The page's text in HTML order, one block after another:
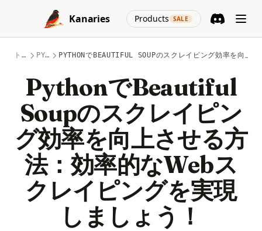
Skip to content
Kanaries
Products SALE
(opens in a
トピック PYTHON PYTHONでBEAUTIFUL SOUPのスクレイピング効率を向上
PythonでBeautiful
Soupのスクレイピン
グ効率を向上させる方
法：効率的なWebス
クレイピングを実現
しましょう！